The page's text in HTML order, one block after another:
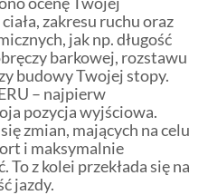
zakresu ruchu oraz
jak np. długość
barkowej, rozstawu
budowy Twojej stopy.
– najpierw
pozycja wyjściowa.
zmian, mających na celu
i maksymalnie
To z kolei przekłada się na
jazdy.